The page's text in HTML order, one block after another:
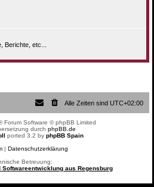
Berichte, etc...
Alle Zeiten sind UTC+02:00
Forum Software © phpBB Limited
durch phpBB.de
ported 3.2 by phpBB Spain
| Datenschutzerklärung
Betreuung:
Softwareentwicklung aus Regensburg